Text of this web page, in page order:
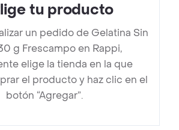
tu producto
un pedido de Gelatina Sin
g Frescampo en Rappi,
elige la tienda en la que
el producto y haz clic en el
botón “Agregar”.